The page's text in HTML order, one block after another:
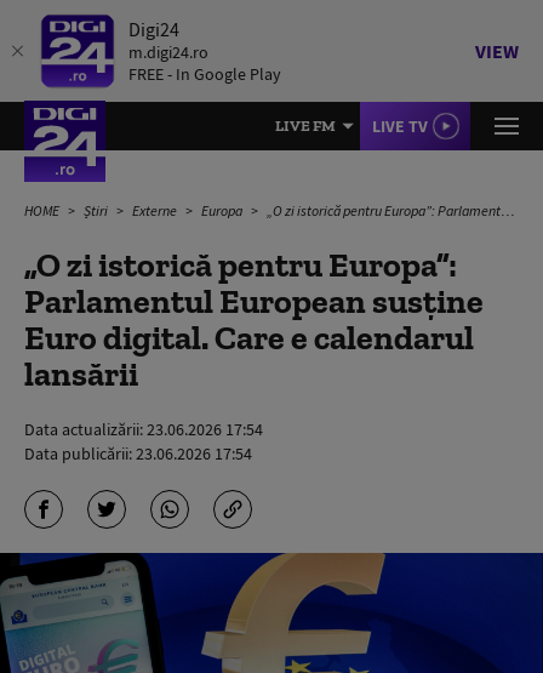
Digi24
m.digi24.ro
FREE - In Google Play
VIEW
LIVE FM LIVE TV
HOME Știri Externe Europa „O zi istorică pentru Europa”: Parlamentul European susține Euro digital. Care e calendarul lansării
„O zi istorică pentru Europa”:
Parlamentul European susține
Euro digital. Care e calendarul
lansării
Data actualizării:23.06.2026 17:54
Data publicării:23.06.2026 17:54